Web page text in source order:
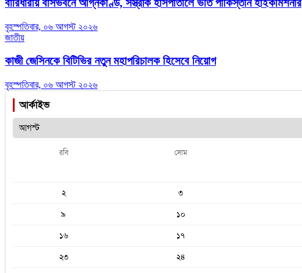
বারিধারায় বাসভবনে অগ্নিকাণ্ড, সস্ত্রীক হাসপাতালে ভর্তি পাকিস্তান হাইকমিশনার
বৃহস্পতিবার, ০৬ আগস্ট ২০২৬
জাতীয়
কাজী জেসিনকে বিটিভির নতুন মহাপরিচালক হিসেবে নিয়োগ
বৃহস্পতিবার, ০৬ আগস্ট ২০২৬
আর্কাইভ
রবি সোম
২
৩
৯
১০
১৬
১৭
২৩
২৪